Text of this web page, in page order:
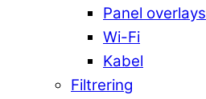
Panel overlays
Wi-Fi
Kabel
Filtrering